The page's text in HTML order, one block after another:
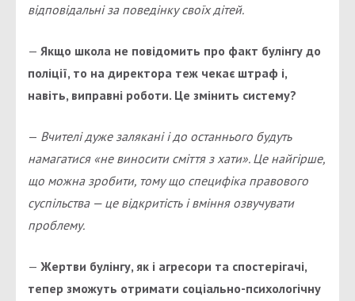
відповідальні за поведінку своїх дітей.
— Якщо школа не повідомить про факт булінгу до
поліції, то на директора теж чекає штраф і,
навіть, виправні роботи. Це змінить систему?
— Вчителі дуже залякані і до останнього будуть
намагатися «не виносити сміття з хати». Це найгірше,
що можна зробити, тому що специфіка правового
суспільства — це відкритість і вміння озвучувати
проблему.
— Жертви булінгу, як і агресори та спостерігачі,
тепер зможуть отримати соціально-психологічну